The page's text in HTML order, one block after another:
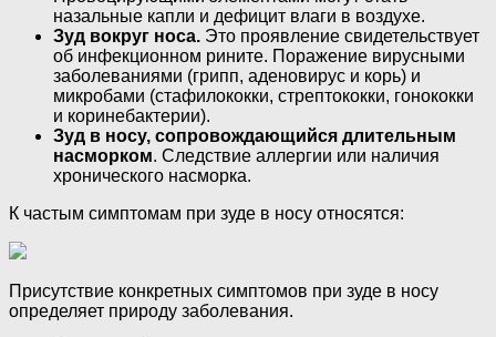
назальные капли и дефицит влаги в воздухе.
Зуд вокруг носа. Это проявление свидетельствует
об инфекционном рините. Поражение вирусными
заболеваниями (грипп, аденовирус и корь) и
микробами (стафилококки, стрептококки, гонококки
и коринебактерии).
Зуд в носу, сопровождающийся длительным
насморком. Следствие аллергии или наличия
хронического насморка.
К частым симптомам при зуде в носу относятся:
Присутствие конкретных симптомов при зуде в носу
определяет природу заболевания.